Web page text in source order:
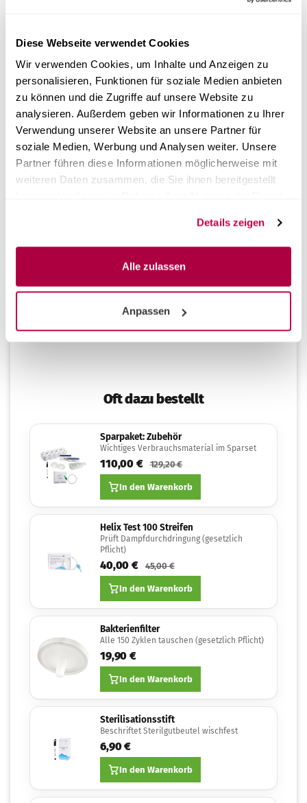
Diese Webseite verwendet Cookies
Wir verwenden Cookies, um Inhalte und Anzeigen zu
personalisieren, Funktionen für soziale Medien anbieten
zu können und die Zugriffe auf unsere Website zu
analysieren. Außerdem geben wir Informationen zu Ihrer
Verwendung unserer Website an unsere Partner für
soziale Medien, Werbung und Analysen weiter. Unsere
Partner führen diese Informationen möglicherweise mit
weiteren Daten zusammen, die Sie ihnen bereitgestellt
Details zeigen
Alle zulassen
Anpassen
Abwasser wird in einen Kanister oder Abfluss
abgeleitet
Oft dazu bestellt
Sparpaket: Zubehör
Wichtiges Verbrauchsmaterial im Sparset
110,00 € 129,20 €
In den Warenkorb
Helix Test 100 Streifen
Prüft Dampfdurchdringung (gesetzlich
Pflicht)
40,00 € 45,00 €
In den Warenkorb
Bakterienfilter
Alle 150 Zyklen tauschen (gesetzlich Pflicht)
19,90 €
In den Warenkorb
Sterilisationsstift
Beschriftet Sterilgutbeutel wischfest
6,90 €
In den Warenkorb